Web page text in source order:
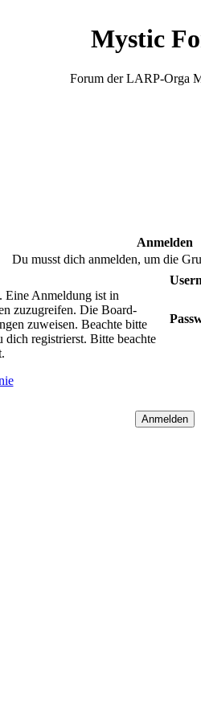
Mystic
Forum der LARP-Orga
Anmelden
Du musst dich anmelden, um die
Eine Anmeldung ist in
zuzugreifen. Die Board-
zuweisen. Beachte bitte
dich registrierst. Bitte beachte